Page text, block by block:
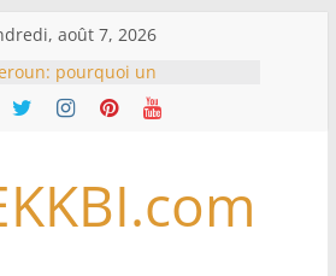
août 7, 2026
pourquoi un
au sommet de
alors que Paul Biya est hors
écrits par l’IA, dominé par
et OpenAI